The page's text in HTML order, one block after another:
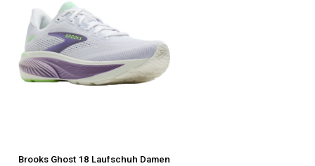
Brooks Ghost 18 Laufschuh Damen